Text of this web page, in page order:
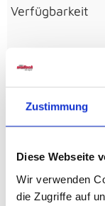
Zustimmung
Diese Webseite
Wir verwenden
die Zugriffe auf
Verfügbarkeit
Möbel Wallach
Details